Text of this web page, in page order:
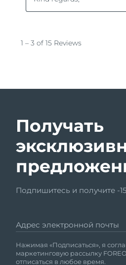
Получать
Подпишитесь и получите -
Адрес электронной почты
Нажимая «Подписаться», я
маркетинговую рассылку
отписаться в любое время.